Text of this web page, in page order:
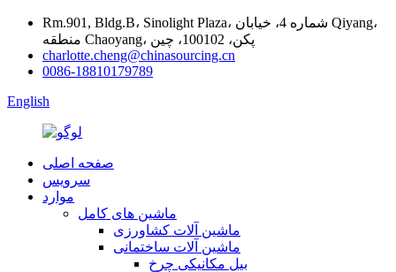
Rm.901, Bldg.B، Sinolight Plaza، شماره 4، خیابان Qiyang،
منطقه Chaoyang، پکن، 100102، چین
charlotte.cheng@chinasourcing.cn
0086-18810179789
English
صفحه اصلی
سرویس
موارد
ماشین های کامل
ماشین آلات کشاورزی
ماشین آلات ساختمانی
بیل مکانیکی چرخ